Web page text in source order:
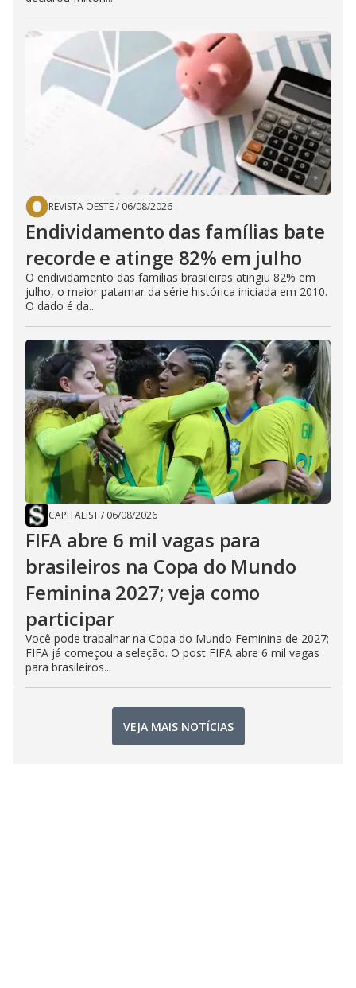
REVISTA OESTE/ 06/08/2026
Endividamento das famílias bate
recorde e atinge 82% em julho
O endividamento das famílias brasileiras atingiu 82% em
julho, o maior patamar da série histórica iniciada em 2010.
O dado é da...
CAPITALIST/ 06/08/2026
FIFA abre 6 mil vagas para
brasileiros na Copa do Mundo
Feminina 2027; veja como
participar
Você pode trabalhar na Copa do Mundo Feminina de 2027;
FIFA já começou a seleção. O post FIFA abre 6 mil vagas
para brasileiros...
VEJA MAIS NOTÍCIAS